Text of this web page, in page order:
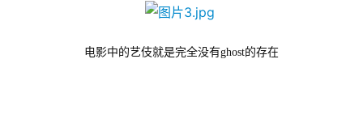
电影中的艺伎就是完全没有ghost的存在